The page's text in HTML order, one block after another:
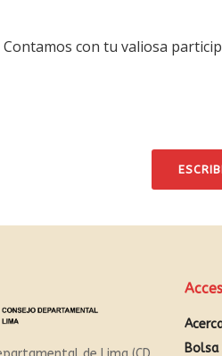
Contamos con tu valiosa
Bolsa